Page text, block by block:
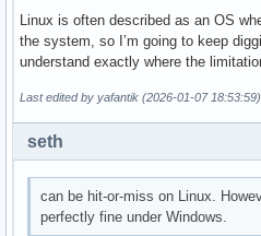
Linux is often described as an OS
the system, so I’m going to keep
understand exactly where the
Last edited by yafantik (2026-01-07 18:53:59)
seth
can be hit-or-miss on Linux.
perfectly fine under Windows.